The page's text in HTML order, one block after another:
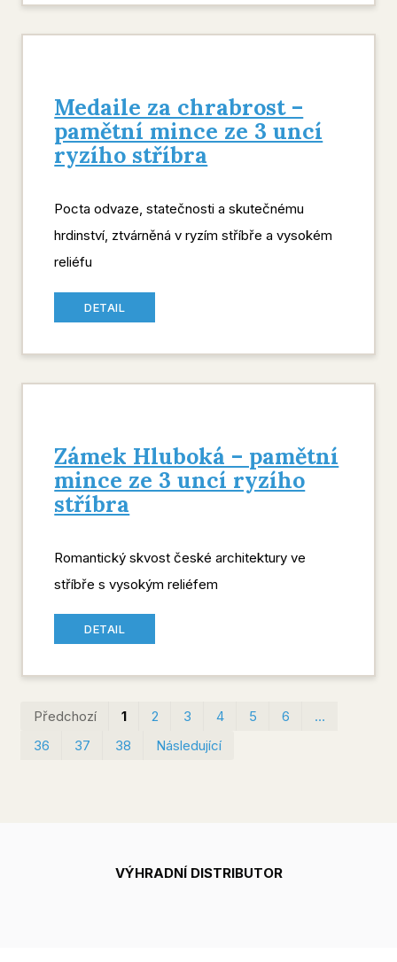
Medaile za chrabrost –
pamětní mince ze 3 uncí
ryzího stříbra
Pocta odvaze, statečnosti a skutečnému
hrdinství, ztvárněná v ryzím stříbře a vysokém
reliéfu
DETAIL
Zámek Hluboká – pamětní
mince ze 3 uncí ryzího
stříbra
Romantický skvost české architektury ve
stříbře s vysokým reliéfem
DETAIL
Předchozí 1 2 3 4 5 6
…
36
37 38 Následující
VÝHRADNÍ DISTRIBUTOR